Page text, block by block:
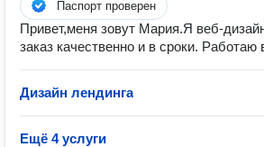
Паспорт проверен
Привет,меня зовут Мария.Я веб-
заказ качественно и в сроки. Работаю
Дизайн лендинга
Ещё 4 услуги